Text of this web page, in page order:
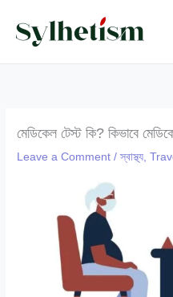
content
মেডিকেল টেস্ট কি? কিভাবে
Leave a Comment /স্বাস্থ্য,